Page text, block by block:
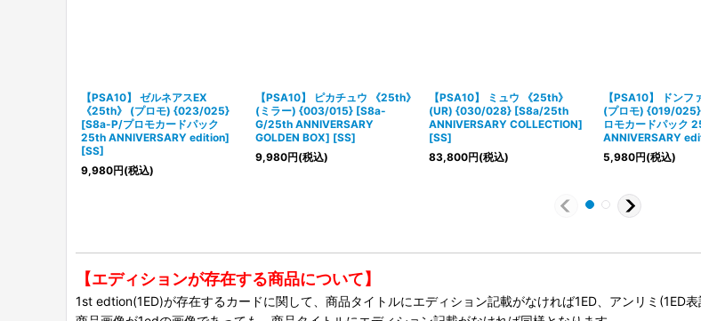
【PSA10】 ゼルネアスEX
《25th》 (プロモ) {023/025}
[S8a-P/プロモカードパック
25th ANNIVERSARY edition]
[SS]
9,980円(税込)
【PSA10】 ピカチュウ 《25th》
(ミラー) {003/015} [S8a-
G/25th ANNIVERSARY
GOLDEN BOX] [SS]
9,980円(税込)
【PSA10】 ミュウ 《25th》
(UR) {030/028} [S8a/25th
ANNIVERSARY COLLECTION]
[SS]
83,800円(税込)
【PSA10】 ドンフ
(プロモ) {019/
ロモカードパック
ANNIVERSARY
5,980円(税込)
【エディションが存在する商品について】
1st edtion(1ED)が存在するカードに関して、商品タイトルにエディション記載がなければ1ED、アンリミ(1ED表